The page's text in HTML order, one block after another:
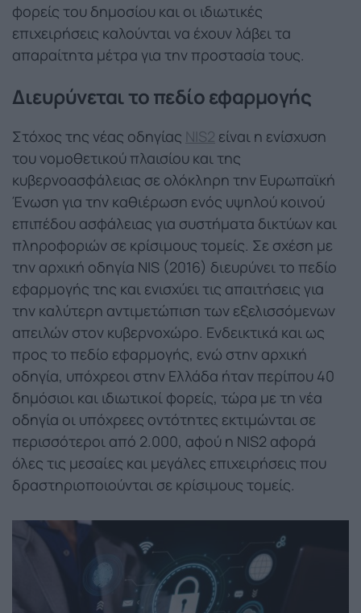
φορείς του δημοσίου και οι ιδιωτικές
επιχειρήσεις καλούνται να έχουν λάβει τα
απαραίτητα μέτρα για την προστασία τους.
Διευρύνεται το πεδίο εφαρμογής
Στόχος της νέας οδηγίας NIS2 είναι η ενίσχυση
του νομοθετικού πλαισίου και της
κυβερνοασφάλειας σε ολόκληρη την Ευρωπαϊκή
Ένωση για την καθιέρωση ενός υψηλού κοινού
επιπέδου ασφάλειας για συστήματα δικτύων και
πληροφοριών σε κρίσιμους τομείς. Σε σχέση με
την αρχική οδηγία NIS (2016) διευρύνει το πεδίο
εφαρμογής της και ενισχύει τις απαιτήσεις για
την καλύτερη αντιμετώπιση των εξελισσόμενων
απειλών στον κυβερνοχώρο. Ενδεικτικά και ως
προς το πεδίο εφαρμογής, ενώ στην αρχική
οδηγία, υπόχρεοι στην Ελλάδα ήταν περίπου 40
δημόσιοι και ιδιωτικοί φορείς, τώρα με τη νέα
οδηγία οι υπόχρεες οντότητες εκτιμώνται σε
περισσότεροι από 2.000, αφού η NIS2 αφορά
όλες τις μεσαίες και μεγάλες επιχειρήσεις που
δραστηριοποιούνται σε κρίσιμους τομείς.